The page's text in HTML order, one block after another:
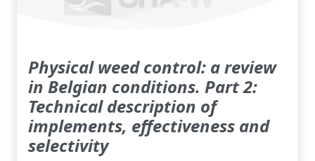
Physical weed control: a review
in Belgian conditions. Part 2:
Technical description of
implements, effectiveness and
selectivity